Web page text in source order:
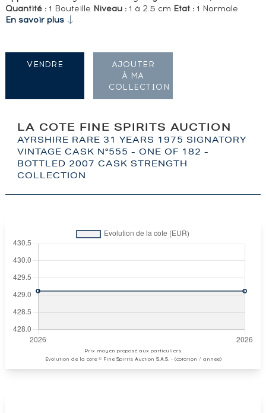
Quantité :1 Bouteille Niveau :1 à 2.5 cm Etat :1 Normale
En savoir plus
LA COTE FINE SPIRITS AUCTION
AYRSHIRE RARE 31 YEARS 1975 SIGNATORY
VINTAGE CASK N°555 - ONE OF 182 -
BOTTLED 2007 CASK STRENGTH
COLLECTION
Prix moyen proposé aux particuliers.
Evolution de la cote © Fine Spirits Auction S.A.S. - (cotation / année)
VENDRE
AJOUTER
À MA
COLLECTION